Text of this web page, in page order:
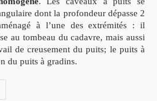
dont la profondeur dépasse 2
à l’une des extrémités : il
au tombeau du cadavre, mais aussi
de creusement du puits; le puits à
du puits à gradins.